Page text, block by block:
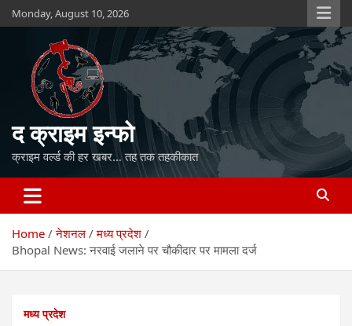
Skip
to
Monday, August 10, 2026
द क्राइम इन्फो
क्राइम वर्ल्ड की हर खबर… तह तक तहकीकात
Home नेशनल
मध्य प्रदेश
Bhopal News: नरवाई जलाने पर चौकीदार पर मामला दर्ज
मध्य प्रदेश